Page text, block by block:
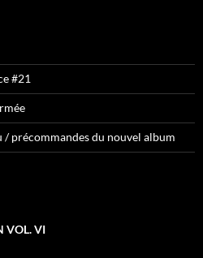
#21
précommandes du nouvel album
VOL. VI